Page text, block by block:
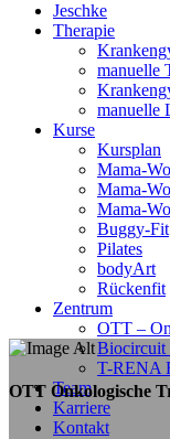
Jeschke
Therapie
manuelle
manuelle
Kurse
Kursplan
Mama-
Mama-
Mama-
Buggy-Fit
Pilates
bodyArt
Rückenfit
Zentrum
OTT –
Biocircuit
T-RENA
Team
Karriere
Kontakt
OTT Onkologische